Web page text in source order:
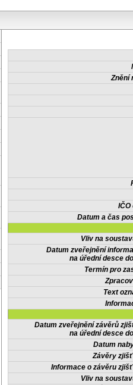
Znění
IČO
Datum a čas
Vliv na
Datum zveřejnění
na úřední desce
Termín pro
Text
Datum zveřejnění závěrů
na úřední desce
Datum
Závěry
Informace o závěru
Vliv na